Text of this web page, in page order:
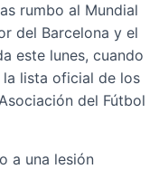
rumbo al Mundial
del Barcelona y el
este lunes, cuando
lista oficial de los
del Fútbol
a una lesión